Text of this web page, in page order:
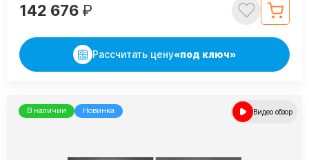
142 676 ₽
Рассчитать цену«под ключ»
В наличии Новинка Видео обзор